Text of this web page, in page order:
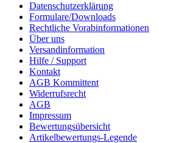
Datenschutzerklärung
Formulare/Downloads
Rechtliche Vorabinformationen
Über uns
Versandinformation
Hilfe / Support
Kontakt
AGB Kommittent
Widerrufsrecht
AGB
Impressum
Bewertungsübersicht
Artikelbewertungs-Legende